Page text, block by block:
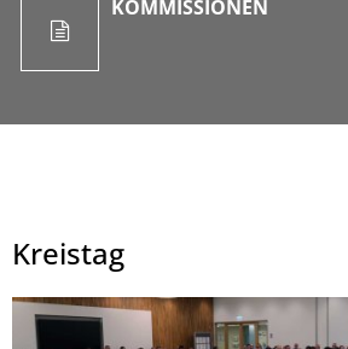
Julian
KOMMISSIONEN
Kreistag